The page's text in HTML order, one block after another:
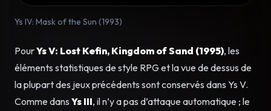
Ys IV: Mask of the Sun (1993)
PourYs V: Lost Kefin, Kingdom of Sand (1995), les
éléments statistiques de style RPG et la vue de dessus de
la plupart des jeux précédents sont conservés dans Ys V.
Comme dans Ys III, il n’y a pas d’attaque automatique ; le